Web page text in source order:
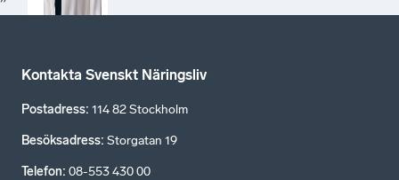
”
Kontakta Svenskt Näringsliv
Postadress: 114 82 Stockholm
Besöksadress: Storgatan 19
Telefon: 08-553 430 00